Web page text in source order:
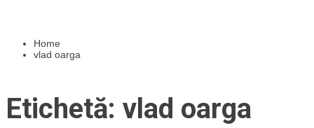
Home
vlad oarga
Etichetă: vlad oarga